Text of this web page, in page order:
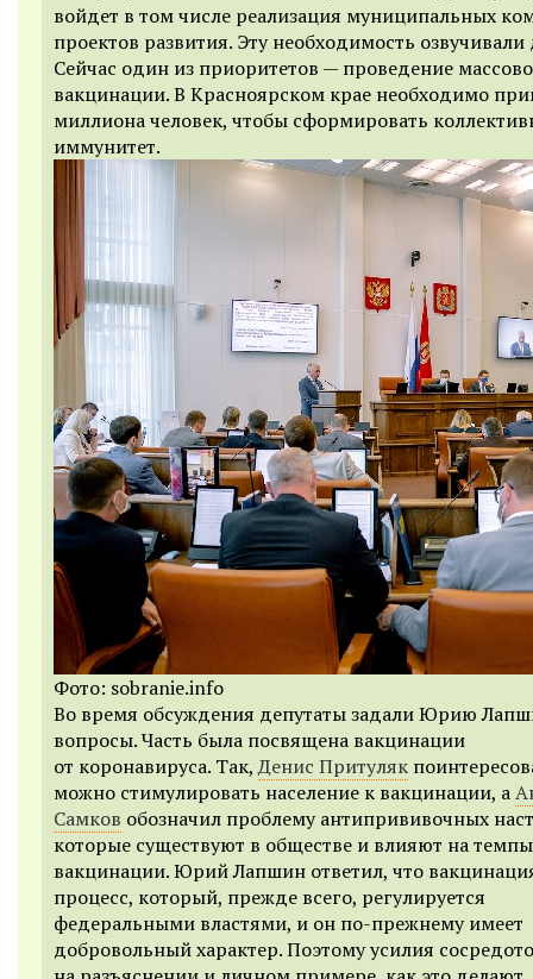
войдет в том числе реализация муниципальных
проектов развития. Эту необходимость озвучивали
Сейчас один из приоритетов — проведение
вакцинации. В Красноярском крае необходимо
миллиона человек, чтобы сформировать
иммунитет.
Фото: sobranie.info
Во время обсуждения депутаты задали Юрию
вопросы. Часть была посвящена вакцинации
от коронавируса. Так,Денис Притуляк
можно стимулировать население к вакцинации, а
Самков обозначил проблему антипрививочных
которые существуют в обществе и влияют на темпы
вакцинации. Юрий Лапшин ответил, что
процесс, который, прежде всего, регулируется
федеральными властями, и он по-прежнему имеет
добровольный характер. Поэтому усилия